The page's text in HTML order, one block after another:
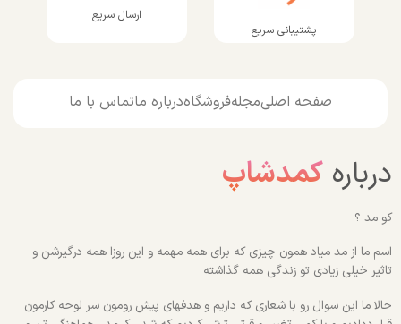
پشتیبانی سریع
ارسال سریع
صفحه اصلیمجلهفروشگاهدرباره ماتماس با ما
درباره کمدشاپ
کو مد ؟
اسم ما از مد میاد همون چیزی که برای همه مهمه و این روزا همه درگیرشن و
تاثیر خیلی زیادی تو زندگی همه گذاشته
حالا ما این سوال رو با شعاری که داریم و هدفهای پیش رومون سر لوحه کارمون